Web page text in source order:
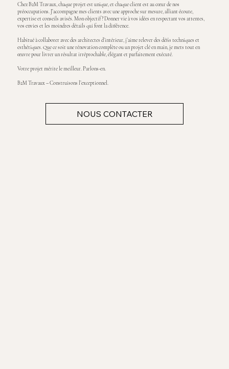
Chez B2M Travaux, chaque projet est unique, et chaque client est au cœur de nos
préoccupations. J’accompagne mes clients avec une approche sur mesure, alliant écoute,
expertise et conseils avisés. Mon objectif ? Donner vie à vos idées en respectant vos attentes,
vos envies et les moindres détails qui font la différence.
Habitué à collaborer avec des architectes d’intérieur, j’aime relever des défis techniques et
esthétiques. Que ce soit une rénovation complète ou un projet clé en main, je mets tout en
œuvre pour livrer un résultat irréprochable, élégant et parfaitement exécuté.
Votre projet mérite le meilleur. Parlons-en.
B2M Travaux – Construisons l’exceptionnel.
NOUS CONTACTER